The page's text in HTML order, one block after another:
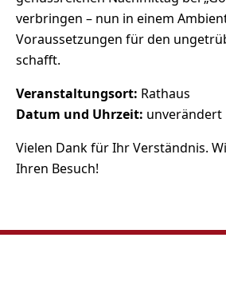
verbringen – nun in einem
Voraussetzungen für den
schafft.
Veranstaltungsort: Rathaus
Datum und Uhrzeit: unverändert
Vielen Dank für Ihr Verständnis.
Ihren Besuch!